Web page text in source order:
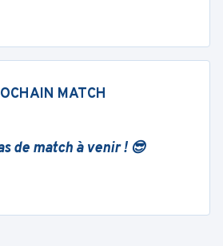
MATCH
de match à venir ! 😎